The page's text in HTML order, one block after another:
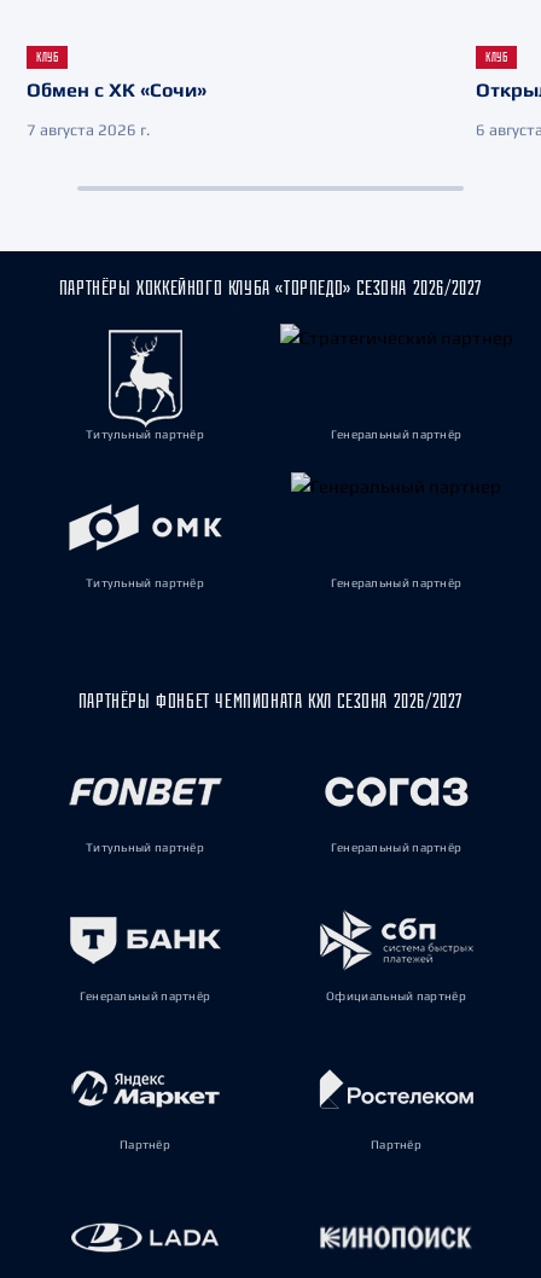
КЛУБ
Обмен с ХК «Сочи»
7 августа 2026 г.
КЛУБ
6
ПАРТНЁРЫ ХОККЕЙНОГО КЛУБА «ТОРПЕДО» СЕЗОНА 2026/2027
Титульный партнёр Генеральный партнёр
Титульный партнёр Генеральный партнёр
ПАРТНЁРЫ ФОНБЕТ ЧЕМПИОНАТА КХЛ СЕЗОНА 2026/2027
Титульный партнёр Генеральный партнёр
Генеральный партнёр Официальный партнёр
Партнёр Партнёр